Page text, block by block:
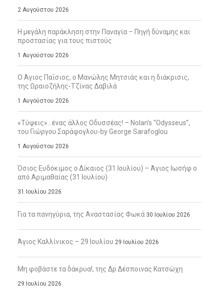
2 Αυγούστου 2026
Η μεγάλη παράκληση στην Παναγία – Πηγή δύναμης και
προστασίας για τους πιστούς
1 Αυγούστου 2026
Ο Άγιος Παΐσιος, ο Μανώλης Μητσιάς και η διάκρισις,
της Ωραιοζήλης-Τζίνας Δαβιλά
1 Αυγούστου 2026
«Τύψεις»…ένας άλλος Οδυσσέας! – Nolan’s “Odysseus”,
του Γιώργου Σαράφογλου-by George Sarafoglou
1 Αυγούστου 2026
Όσιος Ευδόκιμος ο Δίκαιος (31 Ιουλίου) – Άγιος Ιωσήφ ο
από Αριμαθαίας (31 Ιουλίου)
31 Ιουλίου 2026
Για τα πανηγύρια, της Αναστασίας Φωκά 30 Ιουλίου 2026
Άγιος Καλλίνικος – 29 Ιουλίου 29 Ιουλίου 2026
Μη φοβάστε τα δάκρυα!, της Δρ Δέσποινας Κατσώχη
29 Ιουλίου 2026